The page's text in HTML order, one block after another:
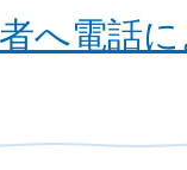
へ電話